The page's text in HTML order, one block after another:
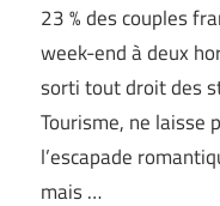
23 % des couples
week-end à deux
sorti tout droit des
Tourisme, ne laisse
l’escapade
mais …